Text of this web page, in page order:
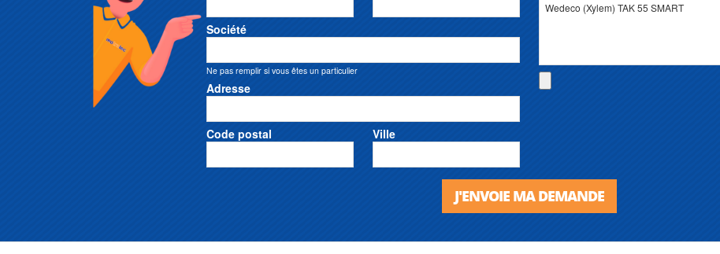
Société
Ne pas remplir si vous êtes un particulier
Adresse
Code postal Ville
J'ENVOIE MA DEMANDE